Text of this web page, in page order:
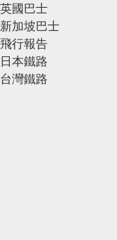
英國巴士
新加坡巴士
飛行報告
日本鐵路
台灣鐵路